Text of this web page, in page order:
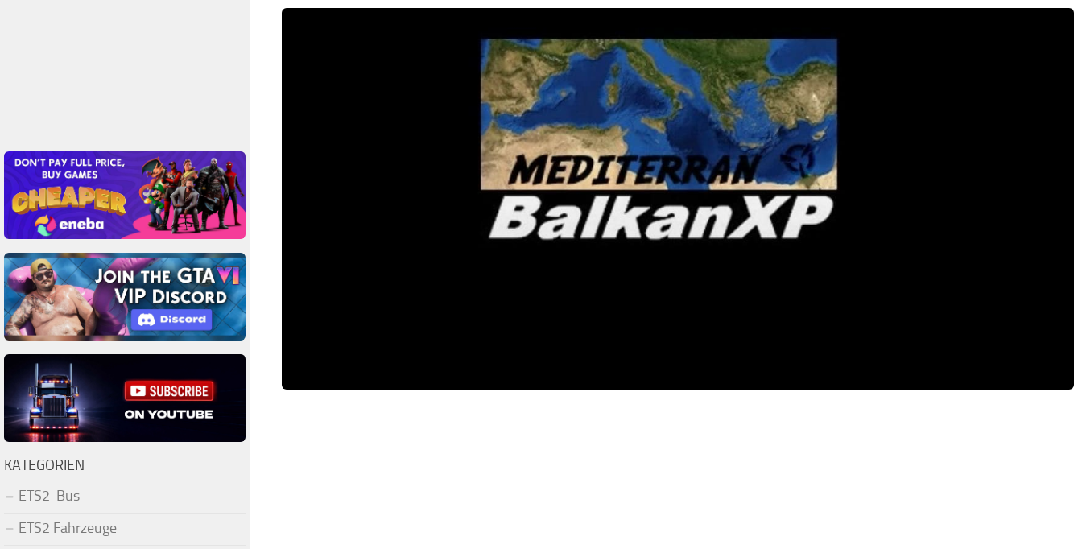
KATEGORIEN
ETS2-Bus
ETS2 Fahrzeuge